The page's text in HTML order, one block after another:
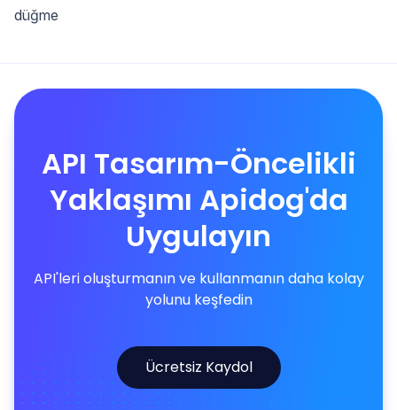
düğme
API Tasarım-Öncelikli
Yaklaşımı Apidog'da
Uygulayın
API'leri oluşturmanın ve kullanmanın daha kolay
yolunu keşfedin
Ücretsiz Kaydol